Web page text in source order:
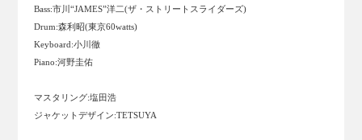
Bass:市川“JAMES”洋二(ザ・ストリートスライダーズ)
Drum:森利昭(東京60watts)
Keyboard:小川徹
Piano:河野圭佑
マスタリング:塩田浩
ジャケットデザイン:TETSUYA